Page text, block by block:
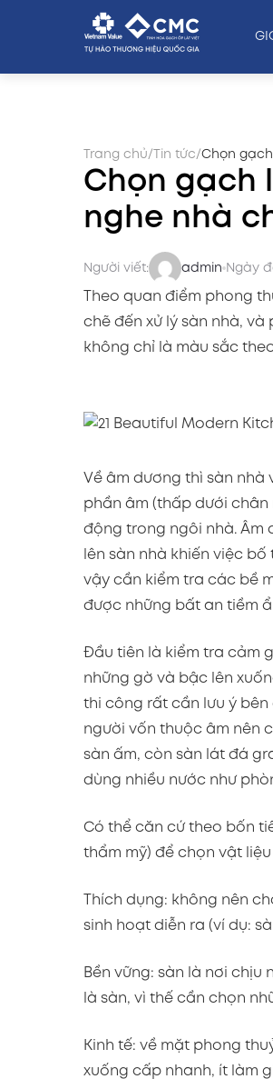
Trang chủ/ Tin tức/Chọn
Chọn gạch
nghe nhà
Người viết: admin Ngày
Theo quan điểm phong
chẽ đến xử lý sàn nhà,
không chỉ là màu sắc
Về âm dương thì sàn nhà
phần âm (thấp dưới
động trong ngôi nhà. Âm
lên sàn nhà khiến việc
vậy cần kiểm tra các bề
được những bất an tiềm
Đầu tiên là kiểm tra cảm
những gờ và bậc lên
thi công rất cần lưu ý
người vốn thuộc âm nên
sàn ấm, còn sàn lát đá
dùng nhiều nước như
Có thể căn cứ theo bốn
thẩm mỹ) để chọn vật
Thích dụng: không nên
sinh hoạt diễn ra (ví dụ:
Bền vững: sàn là nơi
là sàn, vì thế cần chọn
Kinh tế: về mặt phong
xuống cấp nhanh, ít làm